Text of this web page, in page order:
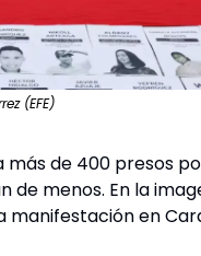
(EFE)
más de 400 presos
de menos. En la
manifestación en